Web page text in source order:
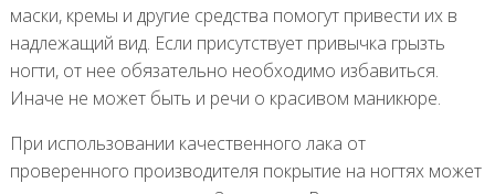
маски, кремы и другие средства помогут привести их в
надлежащий вид. Если присутствует привычка грызть
ногти, от нее обязательно необходимо избавиться.
Иначе не может быть и речи о красивом маникюре.
При использовании качественного лака от
проверенного производителя покрытие на ногтях может